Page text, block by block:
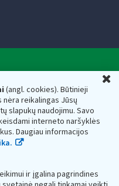
(angl. cookies). Būtinieji
reikalingas Jūsų
slapukų naudojimu. Savo
interneto naršyklės
Daugiau informacijos
ir įgalina pagrindines
— 188659752,
Lietuva, el.paštas:
188659752
prie Lietuvos
ir saugomi Juridinių